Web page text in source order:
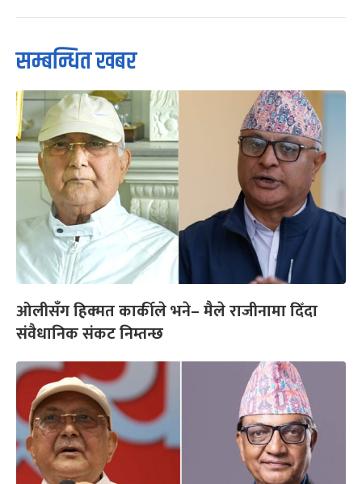
सम्बन्धित खबर
ओलीसँग हिक्मत कार्कीले भने– मैले राजीनामा दिँदा
संवैधानिक संकट निम्तन्छ